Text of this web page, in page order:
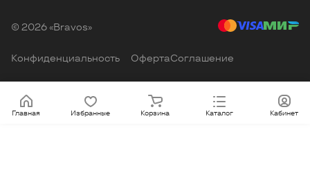
Главная Избранные Корзина Каталог Кабинет
© 2026 «Bravos»
Конфиденциальность ОфертаСоглашение